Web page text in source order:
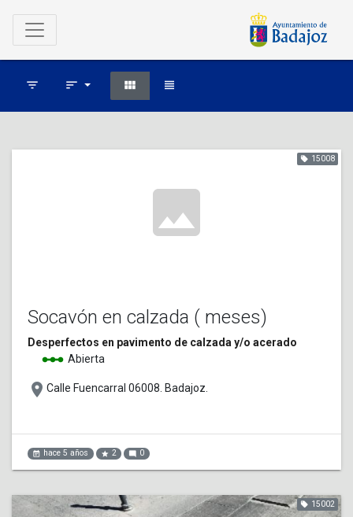
filter_list sort view_module view_headline
image
Socavón en calzada ( meses)
Desperfectos en pavimento de calzada y/o acerado
linear_scale Abierta
place Calle Fuencarral 06008. Badajoz.
local_offer 15008
event_note hace 5 años star 2 mode_comment 0
local_offer 15002